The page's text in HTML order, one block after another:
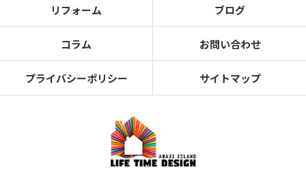
リフォーム ブログ
コラム お問い合わせ
プライバシーポリシー サイトマップ